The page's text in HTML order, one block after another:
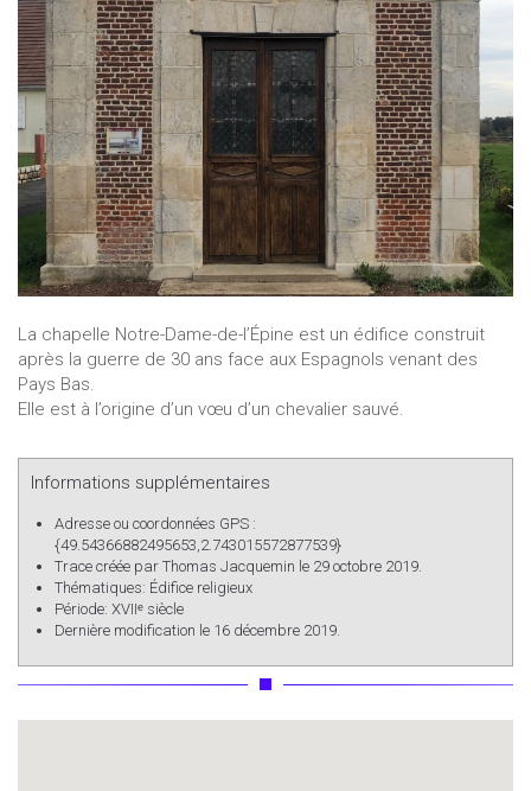
La chapelle Notre-Dame-de-l’Épine est un édifice construit
après la guerre de 30 ans face aux Espagnols venant des
Pays Bas.
Elle est à l’origine d’un vœu d’un chevalier sauvé.
Informations supplémentaires
Adresse ou coordonnées GPS :
{49.54366882495653,2.743015572877539}
Trace créée par Thomas Jacquemin le 29 octobre 2019.
Thématiques: Édifice religieux
Période: XVIIᵉ siècle
Dernière modification le 16 décembre 2019.